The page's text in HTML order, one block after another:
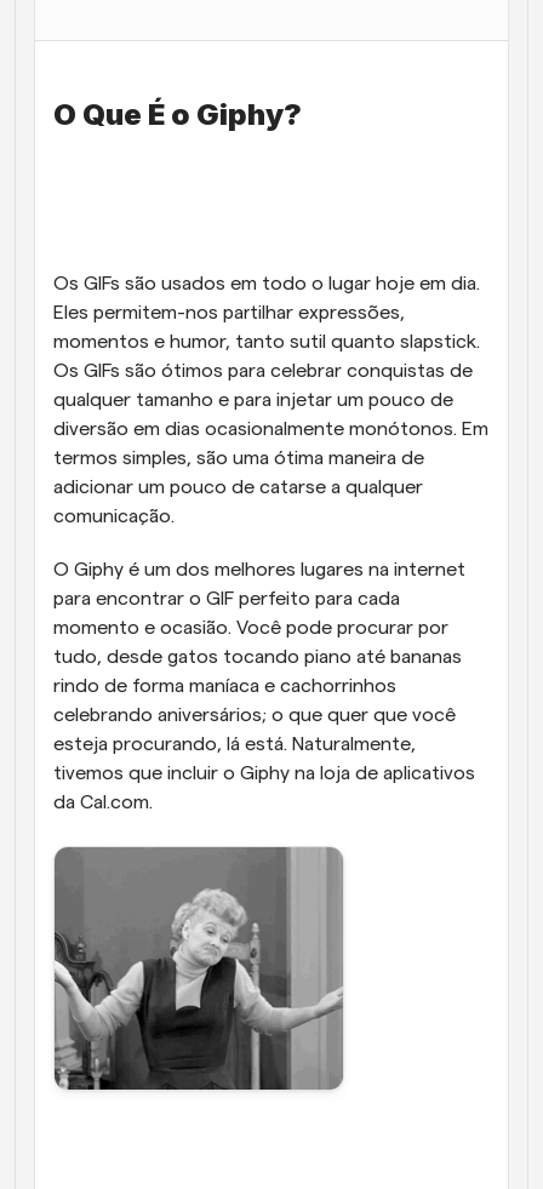
Fluxos de trabalho
Blogue
Agende reuniões de forma fluida com várias pessoas
Receba notificações quando algo acontecer
O Que É o Giphy?
Os GIFs são usados em todo o lugar hoje em dia.
Eles permitem-nos partilhar expressões,
momentos e humor, tanto sutil quanto slapstick.
Os GIFs são ótimos para celebrar conquistas de
qualquer tamanho e para injetar um pouco de
diversão em dias ocasionalmente monótonos. Em
termos simples, são uma ótima maneira de
adicionar um pouco de catarse a qualquer
comunicação.
O Giphy é um dos melhores lugares na internet
para encontrar o GIF perfeito para cada
momento e ocasião. Você pode procurar por
tudo, desde gatos tocando piano até bananas
rindo de forma maníaca e cachorrinhos
celebrando aniversários; o que quer que você
esteja procurando, lá está. Naturalmente,
tivemos que incluir o Giphy na loja de aplicativos
da Cal.com.